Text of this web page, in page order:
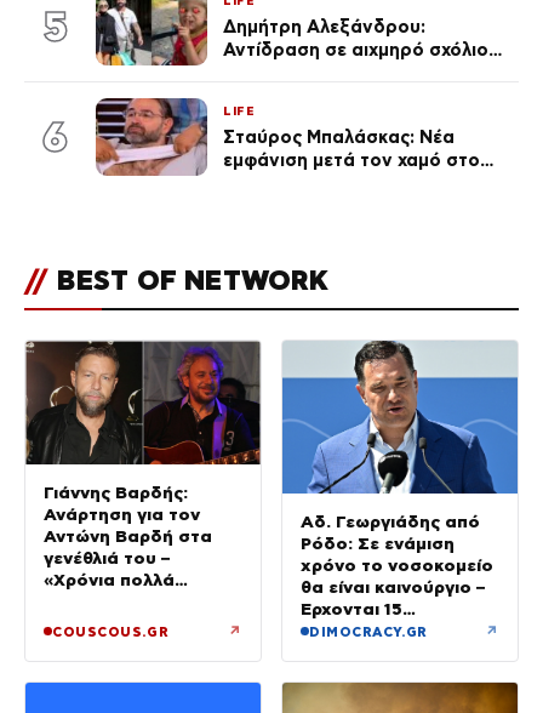
5
Δημήτρη Αλεξάνδρου:
Αντίδραση σε αιχμηρό σχόλιο
6
LIFE
Σταύρος Μπαλάσκας: Νέα
εμφάνιση μετά τον χαμό στο
// BEST OF NETWORK
Γιάννης Βαρδής:
Ανάρτηση για τον
Αντώνη Βαρδή στα
γενέθλιά του –
«Χρόνια πολλά
COUSCOUS.GR ↗
Αδ. Γεωργιάδης από
Ρόδο: Σε ενάμιση
χρόνο το νοσοκομείο
θα είναι καινούργιο –
Έρχονται 15
νοσηλευτές και
DIMOCRACY.GR ↗